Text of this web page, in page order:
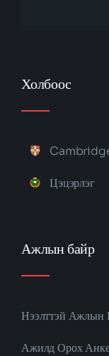
Холбоос
Цэцэрлэг
Ажлын байр
Нээлттэй Ажлын
Ажилд Орох